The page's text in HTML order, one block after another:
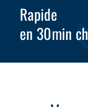
Rapide
en 30min